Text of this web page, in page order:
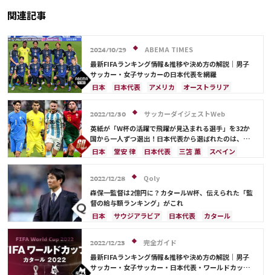
関連記事
2024/10/29
ABEMA TIMES
最新FIFAランキング情報&推移や決め方の解説｜男子
サッカー・女子サッカーの日本代表を網羅
日本
日本代表 アメリカ
オーストラリア
カタール
イラン 韓国 ドイツ
スペイン
フランス
ベルギー スイス
イングランド
オランダ
ポルトガル デンマーク
セルビア
クロアチア
ポーランド
エクアドル
セネガル
カメルーン
コスタリカ
2022/12/30
サッカーダイジェストWeb
英紙が「W杯の活躍で飛躍が見込まれる選手」を32か
国から一人ずつ選出！日本代表から選ばれたのは、堂
安や三笘ではなく…
日本 堂安 律 日本代表 三笘 薫
スペイン
サウジアラビア
デンマーク
フランス
ベルギー スイス
イングランド
オランダ
ポーランド ポルトガル
アルゼンチン
エクアドル ウルグアイ
カナダ
モロッコ
韓国 アメリカ
オーストラリア
コスタリカ
ケイラー・ナバス
サルダル・アズムン
2022/12/28
Qoly
森保一監督は2億円に？カタールW杯、伝えられた「監
督の給与額ランキング」がこれ
日本
サウジアラビア 日本代表
カタール
スペイン
フランス ベルギー
スイス
イングランド オランダ
ポーランド
ポルトガル
ブラジル
アルゼンチン
2022/12/23
完全ガイド
最新FIFAランキング情報&推移や決め方の解説｜男子
サッカー・女子サッカー・日本代表・ワールドカップ